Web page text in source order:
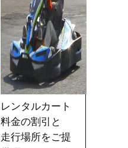
レンタルカート
料金の割引と
走行場所をご提